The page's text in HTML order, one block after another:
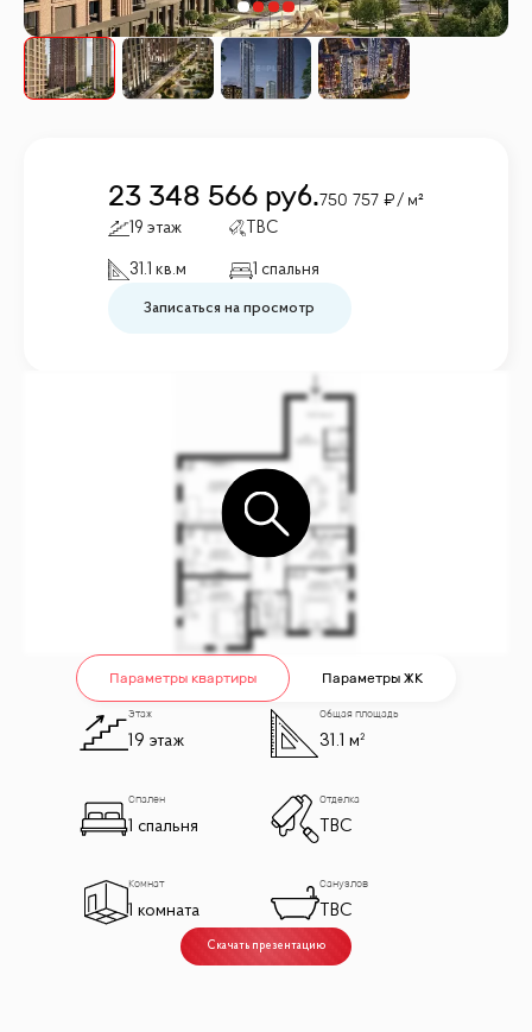
23 348 566 руб.750 757 / м²
19 этаж TBC
31.1 кв.м 1 спальня
Записаться на просмотр
Параметры квартиры Параметры ЖК
Этаж
19 этаж
Общая площадь
31.1 м²
Спален
1 спальня
Отделка
TBC
Комнат
1 комната
Санузлов
TBC
Скачать презентацию